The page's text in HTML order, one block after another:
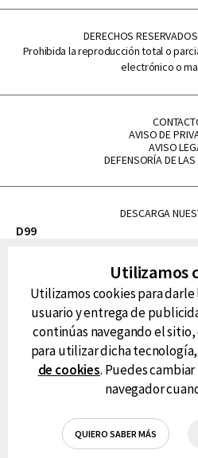
DERECHOS
Prohibida la reproducción total o
electrónico o
AVISO DE
AVISO
DEFENSORÍA DE
DESCARGA
D99
FM Tu
RG Deportiva
Classic FM
Utilizamos
Utilizamos cookies para
usuario y entrega de
continúas navegando el
para utilizar dicha
de cookies. Puedes
navegador
QUIERO SABER MÁS